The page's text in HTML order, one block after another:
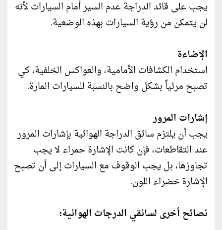
يجب على قائد الدراجة عدم السير أمام السيارات لأنه
لن يتمكن من رؤية السيارات بهذه الوضعية.
الإضاءة
استخدام الكشافات الأمامية، والعواكس الخلفية، كي
تصبح مرئياً بشكل واضح بالنسبة للسيارات المارة.
إشارات المرور
يجب أن يلتزم سائق الدراجة الهوائية بإشارات المرور
عند التقاطعات، فإن كانت الإشارة حمراء لا يجب
تجاوزها، بل يجب الوقوف مع السيارات إلى أن تصبح
الإشارة خضراء اللون.
نصائح أخرى لسائقي الدرجات الهوائية: